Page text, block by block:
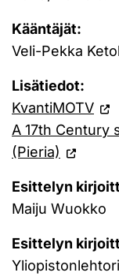
Kääntäjät:
Veli-Pekka
Lisätiedot:
KvantiMOTV
A 17th Century
(Pieria)
Esittelyn
Maiju Wuokko
Esittelyn